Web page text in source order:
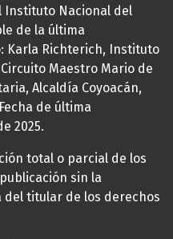
Instituto Nacional del
de la última
Karla Richterich, Instituto
Maestro Mario de
Alcaldía Coyoacán,
de última
2025.
total o parcial de los
sin la
titular de los derechos